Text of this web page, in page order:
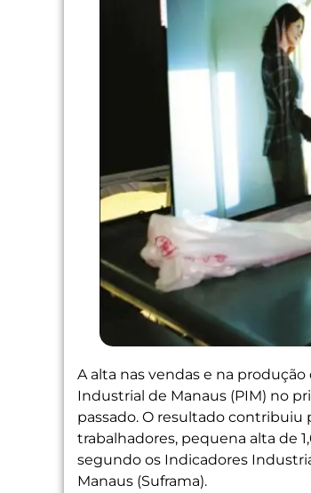
A alta nas vendas e na
Industrial de Manaus (PIM) no
passado. O resultado contribuiu
trabalhadores, pequena alta de
segundo os Indicadores
Manaus (Suframa).